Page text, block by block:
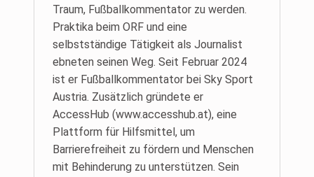
Traum, Fußballkommentator zu werden.
Praktika beim ORF und eine
selbstständige Tätigkeit als Journalist
ebneten seinen Weg. Seit Februar 2024
ist er Fußballkommentator bei Sky Sport
Austria. Zusätzlich gründete er
AccessHub (www.accesshub.at), eine
Plattform für Hilfsmittel, um
Barrierefreiheit zu fördern und Menschen
mit Behinderung zu unterstützen. Sein